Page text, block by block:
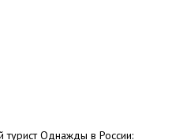
Однажды в России: